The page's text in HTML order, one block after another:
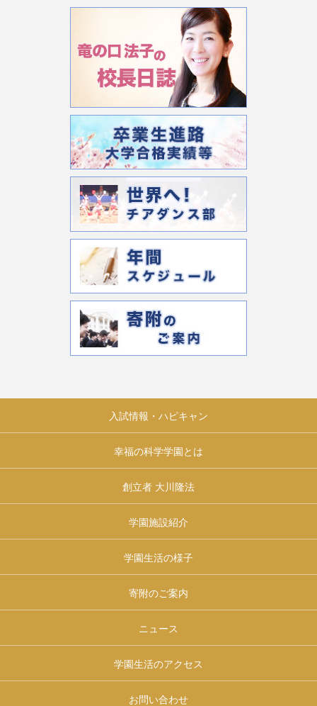
入試情報・ハピキャン
幸福の科学学園とは
創立者 大川隆法
学園施設紹介
学園生活の様子
寄附のご案内
ニュース
学園生活のアクセス
お問い合わせ